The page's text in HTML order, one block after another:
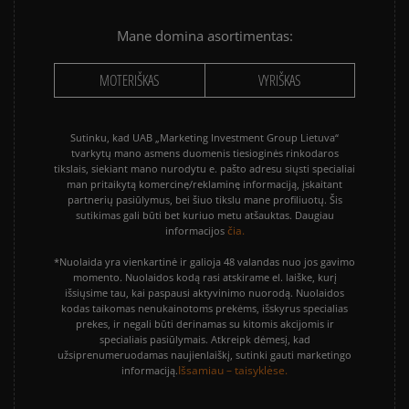
Mane domina asortimentas:
MOTERIŠKAS VYRIŠKAS
Sutinku, kad UAB „Marketing Investment Group Lietuva“
tvarkytų mano asmens duomenis tiesioginės rinkodaros
tikslais, siekiant mano nurodytu e. pašto adresu siųsti specialiai
man pritaikytą komercinę/reklaminę informaciją, įskaitant
partnerių pasiūlymus, bei šiuo tikslu mane profiliuotų. Šis
sutikimas gali būti bet kuriuo metu atšauktas. Daugiau
informacijos čia.
*Nuolaida yra vienkartinė ir galioja 48 valandas nuo jos gavimo
momento. Nuolaidos kodą rasi atskirame el. laiške, kurį
išsiųsime tau, kai paspausi aktyvinimo nuorodą. Nuolaidos
kodas taikomas nenukainotoms prekėms, išskyrus specialias
prekes, ir negali būti derinamas su kitomis akcijomis ir
specialiais pasiūlymais. Atkreipk dėmesį, kad
užsiprenumeruodamas naujienlaiškį, sutinki gauti marketingo
informaciją.Išsamiau – taisyklėse.